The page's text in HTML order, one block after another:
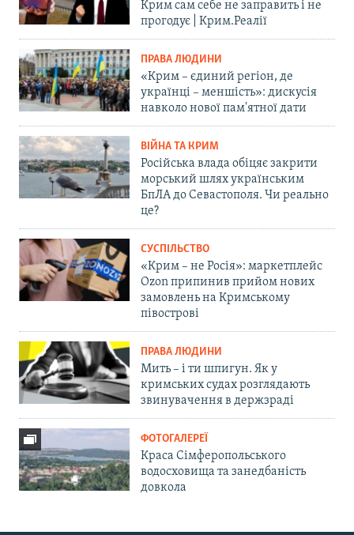
Крим сам себе не заправить і не
прогодує | Крим.Реалії
ПРАВА ЛЮДИНИ
«Крим – єдиний регіон, де
українці – меншість»: дискусія
навколо нової пам'ятної дати
ВІЙНА ТА КРИМ
Російська влада обіцяє закрити
морський шлях українським
БпЛА до Севастополя. Чи реально
це?
СУСПІЛЬСТВО
«Крим – не Росія»: маркетплейс
Ozon припинив прийом нових
замовлень на Кримському
півострові
ПРАВА ЛЮДИНИ
Мить – і ти шпигун. Як у
кримських судах розглядають
звинувачення в держзраді
ФОТОГАЛЕРЕЇ
Краса Сімферопольського
водосховища та занедбаність
довкола